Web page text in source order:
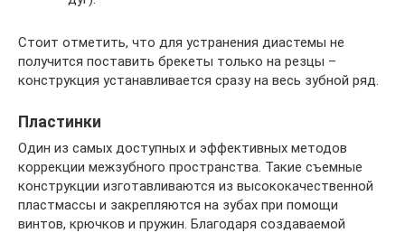
Стоит отметить, что для устранения диастемы не
получится поставить брекеты только на резцы –
конструкция устанавливается сразу на весь зубной ряд.
Пластинки
Один из самых доступных и эффективных методов
коррекции межзубного пространства. Такие съемные
конструкции изготавливаются из высококачественной
пластмассы и закрепляются на зубах при помощи
винтов, крючков и пружин. Благодаря создаваемой